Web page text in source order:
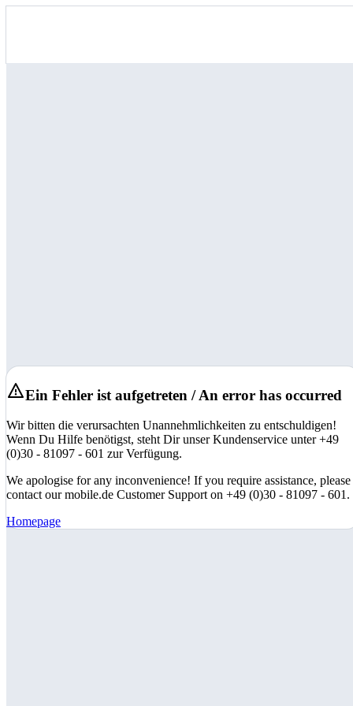
Ein Fehler ist aufgetreten / An error has occurred
Wir bitten die verursachten Unannehmlichkeiten zu entschuldigen!
Wenn Du Hilfe benötigst, steht Dir unser Kundenservice unter +49
(0)30 - 81097 - 601 zur Verfügung.
We apologise for any inconvenience! If you require assistance, please
contact our mobile.de Customer Support on +49 (0)30 - 81097 - 601.
Homepage